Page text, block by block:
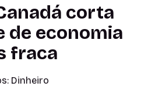
corta
de economia
fraca
Dinheiro